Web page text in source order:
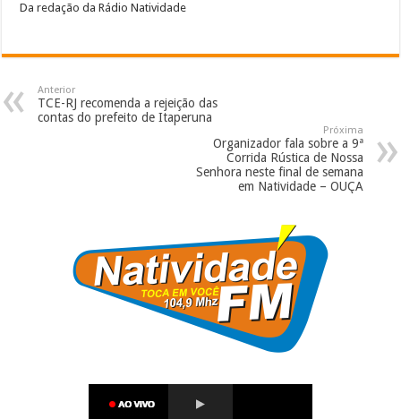
Da redação da Rádio Natividade
Anterior
TCE-RJ recomenda a rejeição das
contas do prefeito de Itaperuna
Próxima
Organizador fala sobre a 9ª
Corrida Rústica de Nossa
Senhora neste final de semana
em Natividade – OUÇA